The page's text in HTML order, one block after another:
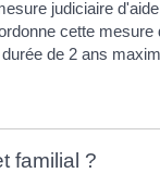
judiciaire
cette
de 2 ans
familial ?